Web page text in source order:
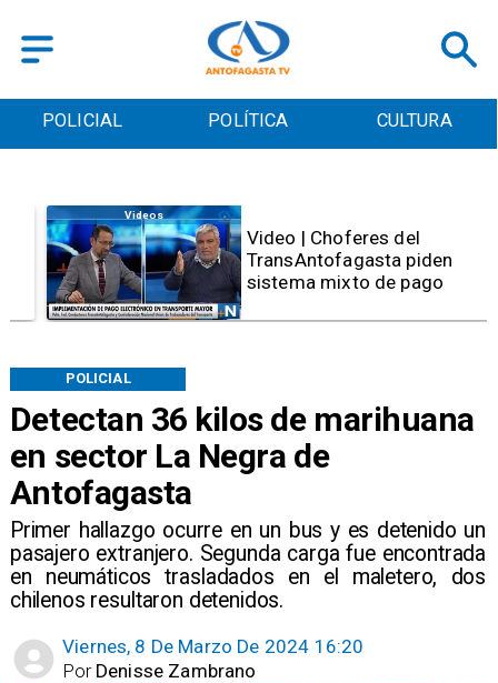
POLICIAL POLÍTICA CULTURA
Detectan 36 kilos de marihuana
en sector La Negra de
Antofagasta
Primer hallazgo ocurre en un bus y es detenido un
pasajero extranjero. Segunda carga fue encontrada
en neumáticos trasladados en el maletero, dos
chilenos resultaron detenidos.
POLICIAL
Viernes, 8 De Marzo De 2024 16:20
Denisse Zambrano
Por
Videos
Video | Choferes del
TransAntofagasta piden
sistema mixto de pago